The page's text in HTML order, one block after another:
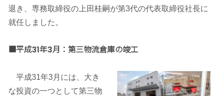
退き、専務取締役の上田桂嗣が第3代の代表取締役社長に
就任しました。
■平成31年3月：第三物流倉庫の竣工
平成31年3月には、大き
な投資の一つとして第三物